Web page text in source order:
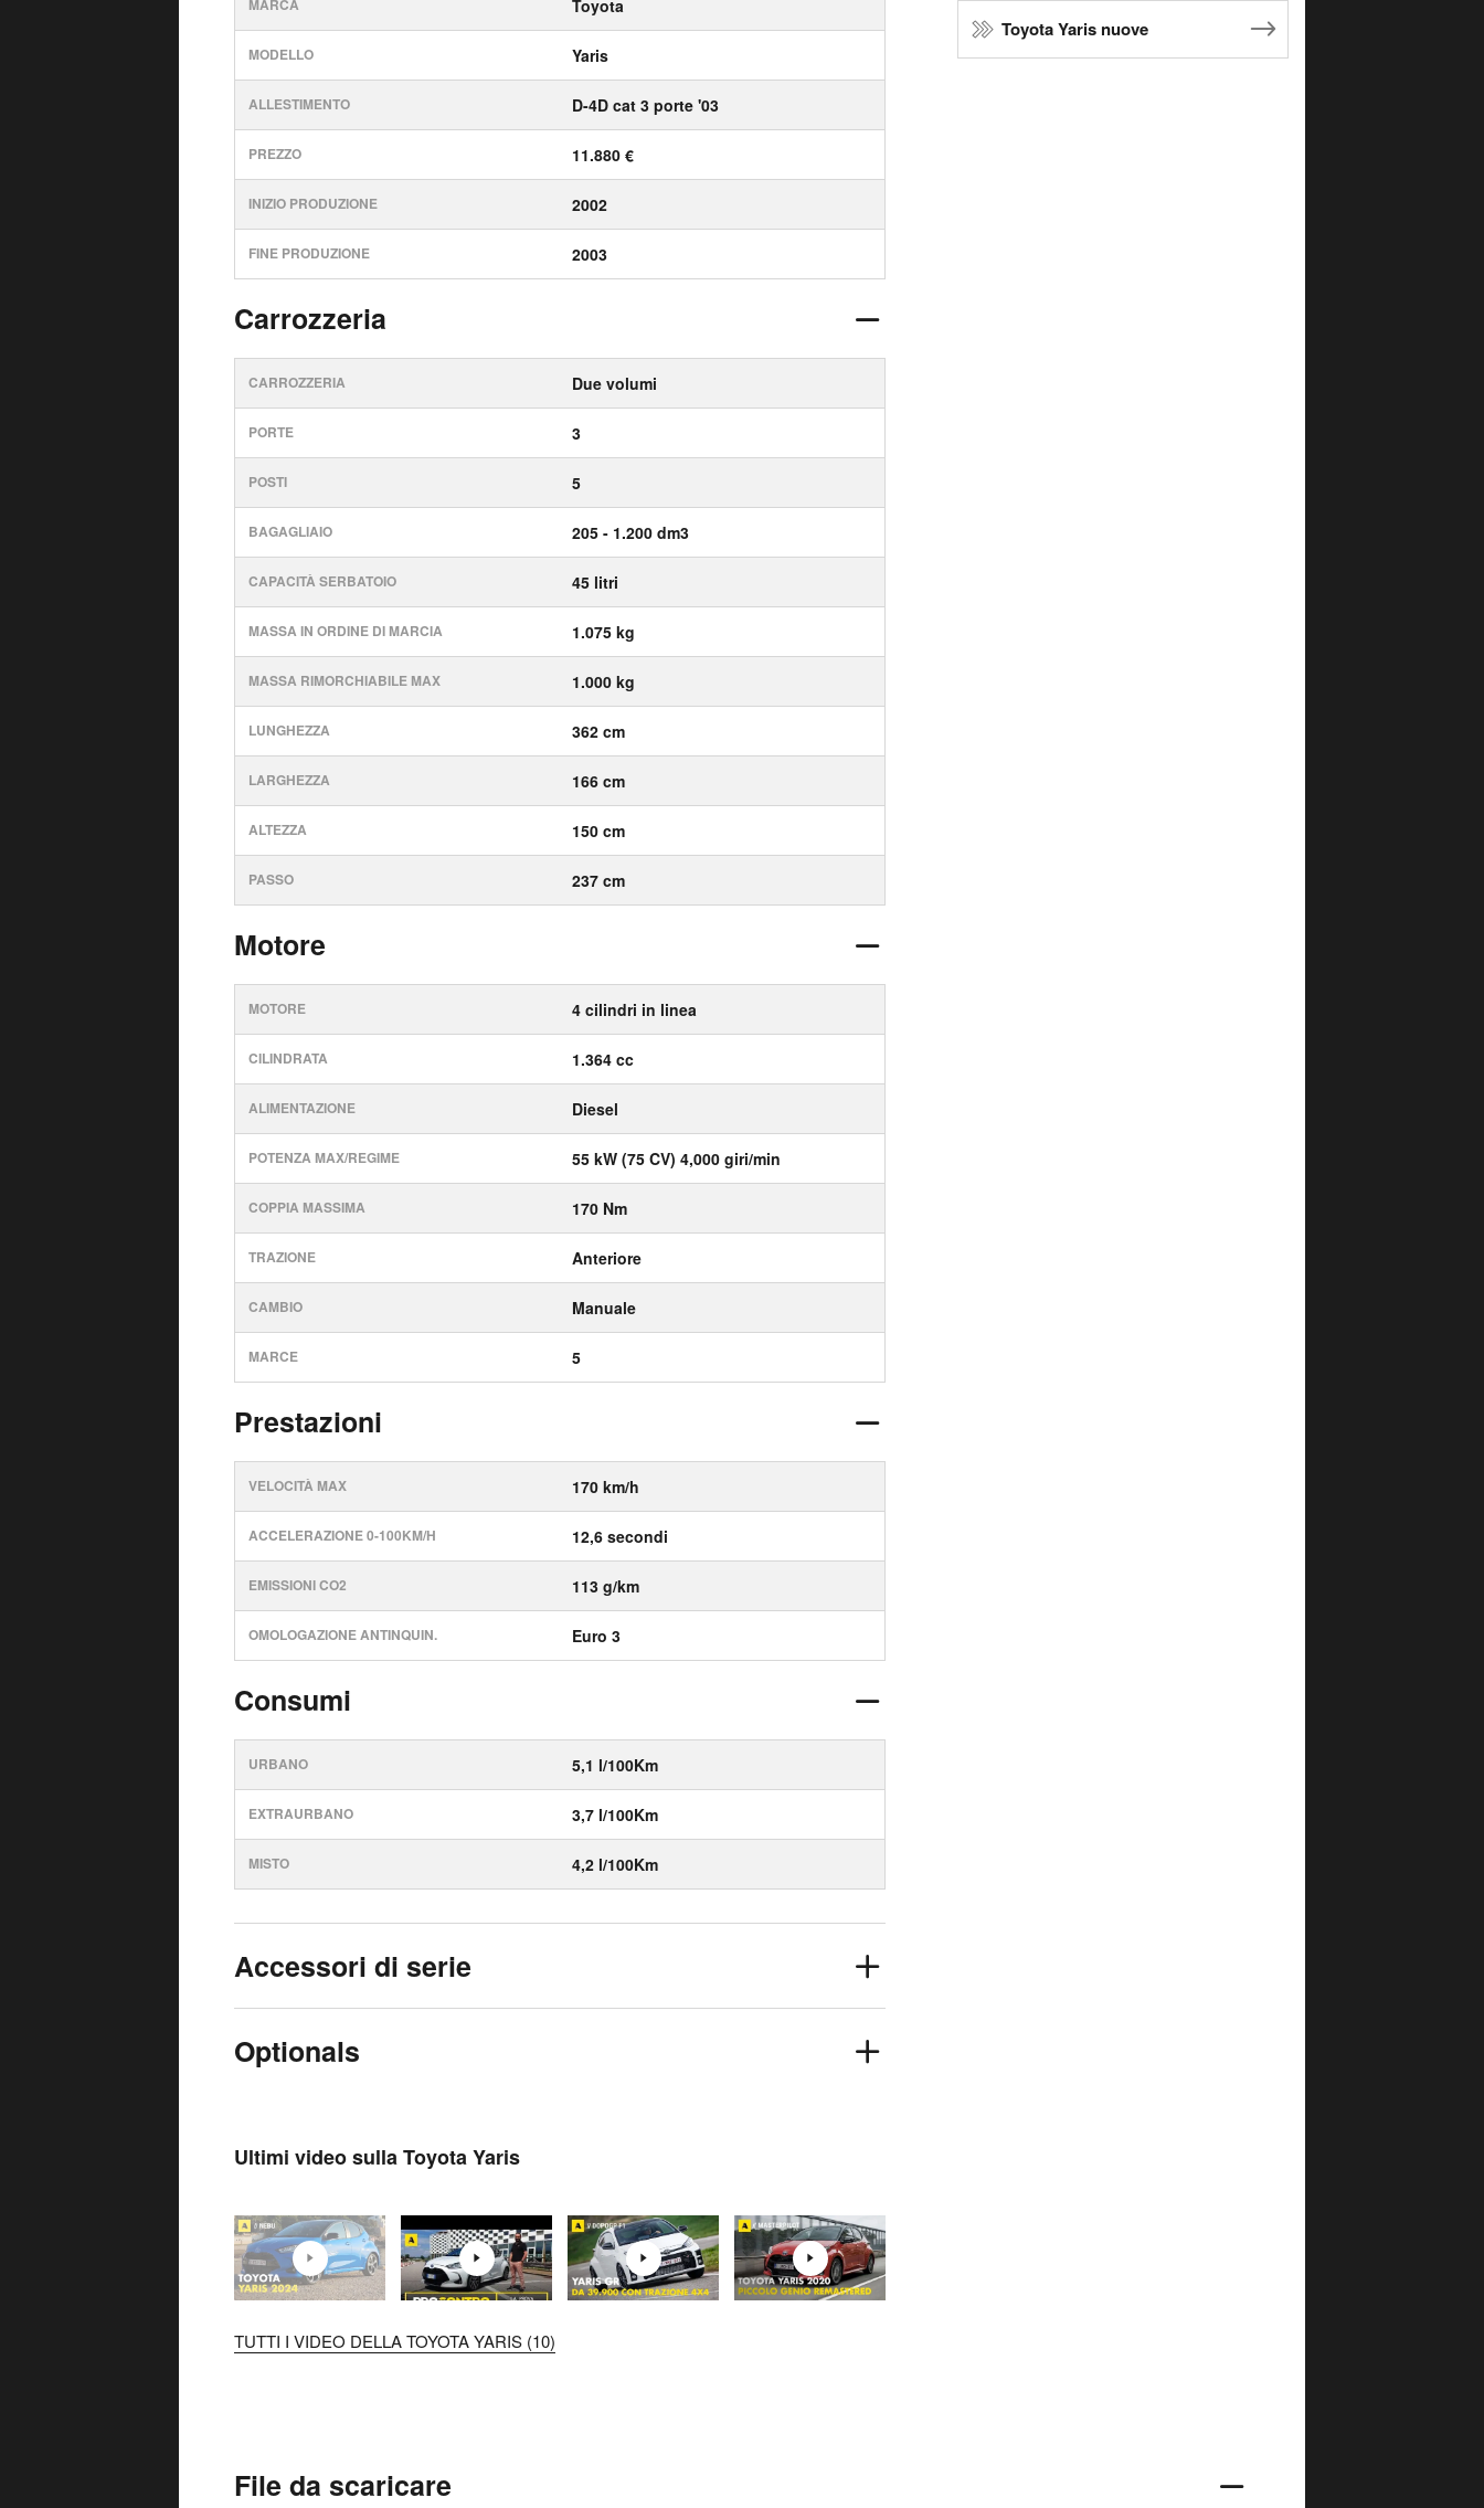
MARCA Toyota
MODELLO Yaris
ALLESTIMENTO D-4D cat 3 porte '03
PREZZO 11.880 €
INIZIO PRODUZIONE 2002
FINE PRODUZIONE 2003
Carrozzeria
CARROZZERIA Due volumi
PORTE 3
POSTI 5
BAGAGLIAIO 205 - 1.200 dm3
CAPACITÀ SERBATOIO 45 litri
MASSA IN ORDINE DI MARCIA 1.075 kg
MASSA RIMORCHIABILE MAX 1.000 kg
LUNGHEZZA 362 cm
LARGHEZZA 166 cm
ALTEZZA 150 cm
PASSO 237 cm
Motore
MOTORE 4 cilindri in linea
CILINDRATA 1.364 cc
ALIMENTAZIONE Diesel
POTENZA MAX/REGIME 55 kW (75 CV) 4,000 giri/min
COPPIA MASSIMA 170 Nm
TRAZIONE Anteriore
CAMBIO Manuale
MARCE 5
Prestazioni
VELOCITÀ MAX 170 km/h
ACCELERAZIONE 0-100KM/H 12,6 secondi
EMISSIONI CO2 113 g/km
OMOLOGAZIONE ANTINQUIN. Euro 3
Consumi
URBANO 5,1 l/100Km
EXTRAURBANO 3,7 l/100Km
MISTO 4,2 l/100Km
Accessori di serie
Optionals
Ultimi video sulla Toyota Yaris
TUTTI I VIDEO DELLA TOYOTA YARIS (10)
Toyota Yaris nuove
File da scaricare